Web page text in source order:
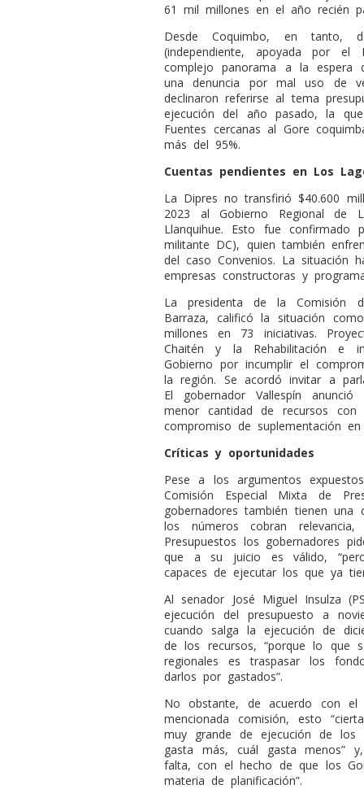
61 mil millones en el año recién
Desde Coquimbo, en tanto,
(independiente, apoyada por el
complejo panorama a la
una denuncia por mal uso de
declinaron referirse al tema
ejecución del año pasado, la
Fuentes cercanas al Gore
más del 95%.
Cuentas pendientes en Los
La Dipres no transfirió $40.600
2023 al Gobierno Regional de
Llanquihue. Esto fue confirmado
militante DC), quien también
del caso Convenios. La situación
empresas constructoras y
La presidenta de la Comisión
Barraza, calificó la situación
millones en 73 iniciativas.
Chaitén y la Rehabilitación e
Gobierno por incumplir el
la región. Se acordó invitar a
El gobernador Vallespín
menor cantidad de recursos
compromiso de suplementación
Críticas y oportunidades
Pese a los argumentos
Comisión Especial Mixta de
gobernadores también tienen una
los números cobran
Presupuestos los gobernadores
que a su juicio es válido,
capaces de ejecutar los que ya
Al senador José Miguel Insulza
ejecución del presupuesto a
cuando salga la ejecución de
de los recursos, “porque lo que
regionales es traspasar los
darlos por gastados”.
No obstante, de acuerdo con el
mencionada comisión, esto
muy grande de ejecución de los
gasta más, cuál gasta menos”
falta, con el hecho de que los
materia de planificación”.